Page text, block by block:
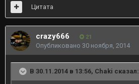
Цитата
crazy666 21
Опубликовано 30 ноября, 2014
В 30.11.2014 в 13:56, Chaki сказал: